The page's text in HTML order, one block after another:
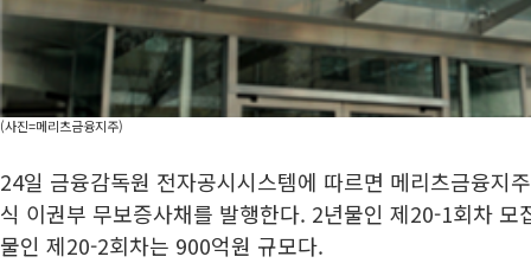
(사진=메리츠금융지주)
24일 금융감독원 전자공시시스템에 따르면 메리츠금융지
식 이권부 무보증사채를 발행한다. 2년물인 제20-1회차
물인 제20-2회차는 900억원 규모다.